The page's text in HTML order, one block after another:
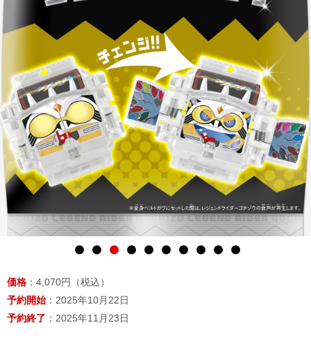
価格 ：4,070円（税込）
予約開始：2025年10月22日
予約終了 ：2025年11月23日